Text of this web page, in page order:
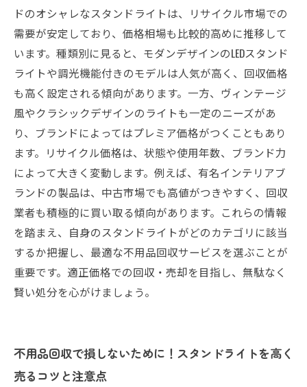
ドのオシャレなスタンドライトは、リサイクル市場での
需要が安定しており、価格相場も比較的高めに推移して
います。種類別に見ると、モダンデザインのLEDスタンド
ライトや調光機能付きのモデルは人気が高く、回収価格
も高く設定される傾向があります。一方、ヴィンテージ
風やクラシックデザインのライトも一定のニーズがあ
り、ブランドによってはプレミア価格がつくこともあり
ます。リサイクル価格は、状態や使用年数、ブランド力
によって大きく変動します。例えば、有名インテリアブ
ランドの製品は、中古市場でも高値がつきやすく、回収
業者も積極的に買い取る傾向があります。これらの情報
を踏まえ、自身のスタンドライトがどのカテゴリに該当
するか把握し、最適な不用品回収サービスを選ぶことが
重要です。適正価格での回収・売却を目指し、無駄なく
賢い処分を心がけましょう。
不用品回収で損しないために！スタンドライトを高く
売るコツと注意点